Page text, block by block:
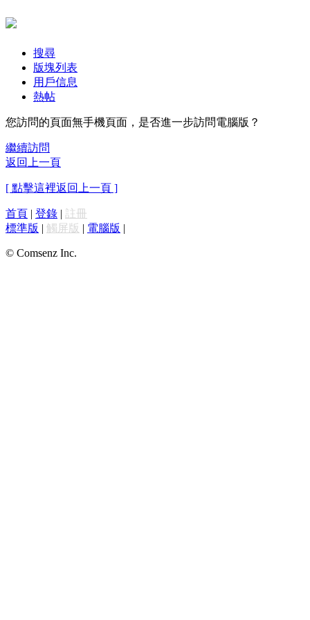
搜尋
版塊列表
用戶信息
熱帖
您訪問的頁面無手機頁面，是否進一步訪問電腦版？
繼續訪問
返回上一頁
[ 點擊這裡返回上一頁 ]
首頁 | 登錄 | 註冊
標準版 | 觸屏版 | 電腦版 |
© Comsenz Inc.